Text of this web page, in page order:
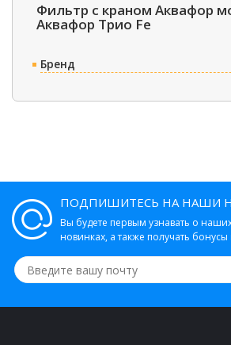
Фильтр с краном Аквафор
Аквафор Трио Fe
Бренд
ПОДПИШИТЕСЬ НА НАШИ
Вы будете первым узнавать о
новинках, а также получать бонусы